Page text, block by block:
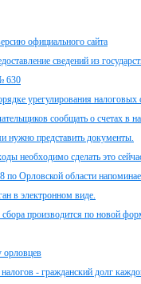
официального сайта
сведений из
630
урегулирования налоговых
сообщать о счетах в
нужно представить документы.
необходимо сделать это
Орловской области
в электронном виде.
производится по новой
орловцев
- гражданский долг